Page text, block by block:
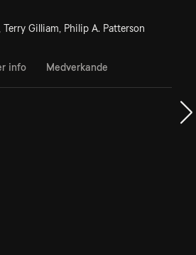
Gilliam, Philip A. Patterson
info Medverkande